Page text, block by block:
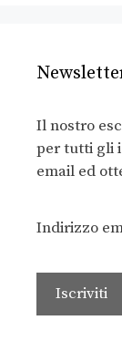
Il nostro
per tutti gli
email ed
Indirizzo